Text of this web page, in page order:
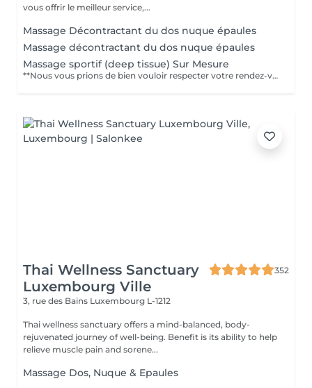
vous offrir le meilleur service,...
Massage Décontractant du dos nuque épaules
Massage décontractant du dos nuque épaules
Massage sportif (deep tissue) Sur Mesure
**Nous vous prions de bien vouloir respecter votre rendez-vous** En prenant rendez-vous, vous occupez une place, dont une autre personne aurait éventuellement besoin. Tout rendez-vous non annulé 24h en avance, est susceptible d'être facturé. (Si vous ne pouvez pas vous présenter à votre RDV, proposez-le éventuellement à un proche ou à un ami) Toute l'équipe DE MASSEUR vous remercie pour votre respect et votre compréhension ____________________________________________________________________________________ **Please keep your appointment ** By making an appointment, you occupy a place, which another person may need. Any appointment that is not cancelled 24 hours in advance may be charged. (If you are unable to attend your appointment, suggest it to a family member or a friend). The whole DE MASSEUR team thanks you for your respect and understanding.
Thai Wellness Sanctuary
Luxembourg Ville
352
3, rue des Bains Luxembourg L-1212
Thai wellness sanctuary offers a mind-balanced, body-
rejuvenated journey of well-being. Benefit is its ability to help
relieve muscle pain and sorene...
Massage Dos, Nuque & Epaules